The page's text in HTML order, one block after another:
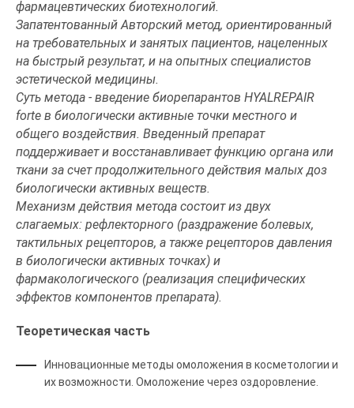
фармацевтических биотехнологий.
Запатентованный Авторский метод, ориентированный
на требовательных и занятых пациентов, нацеленных
на быстрый результат, и на опытных специалистов
эстетической медицины.
Суть метода - введение биорепарантов HYALREPAIR
forte в биологически активные точки местного и
общего воздействия. Введенный препарат
поддерживает и восстанавливает функцию органа или
ткани за счет продолжительного действия малых доз
биологически активных веществ.
Механизм действия метода состоит из двух
слагаемых: рефлекторного (раздражение болевых,
тактильных рецепторов, а также рецепторов давления
в биологически активных точках) и
фармакологического (реализация специфических
эффектов компонентов препарата).
Теоретическая часть
Инновационные методы омоложения в косметологии и
их возможности. Омоложение через оздоровление.